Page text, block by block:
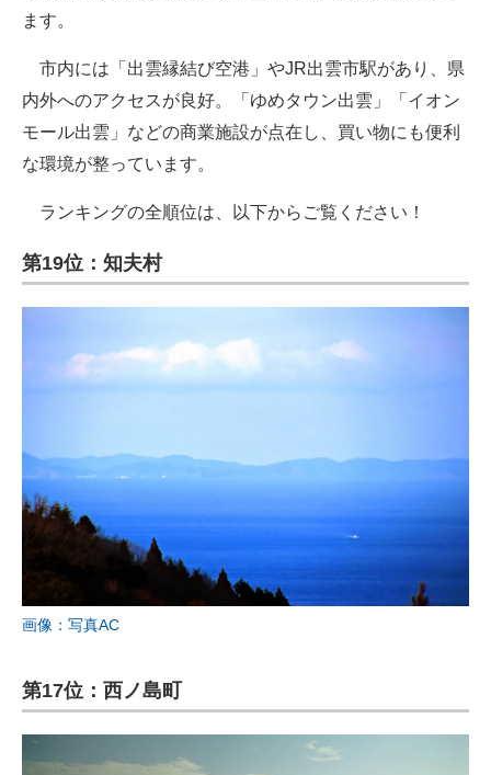
ます。
市内には「出雲縁結び空港」やJR出雲市駅があり、県
内外へのアクセスが良好。「ゆめタウン出雲」「イオン
モール出雲」などの商業施設が点在し、買い物にも便利
な環境が整っています。
ランキングの全順位は、以下からご覧ください！
第19位：知夫村
画像：写真AC
第17位：西ノ島町